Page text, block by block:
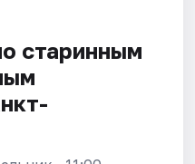
старинным